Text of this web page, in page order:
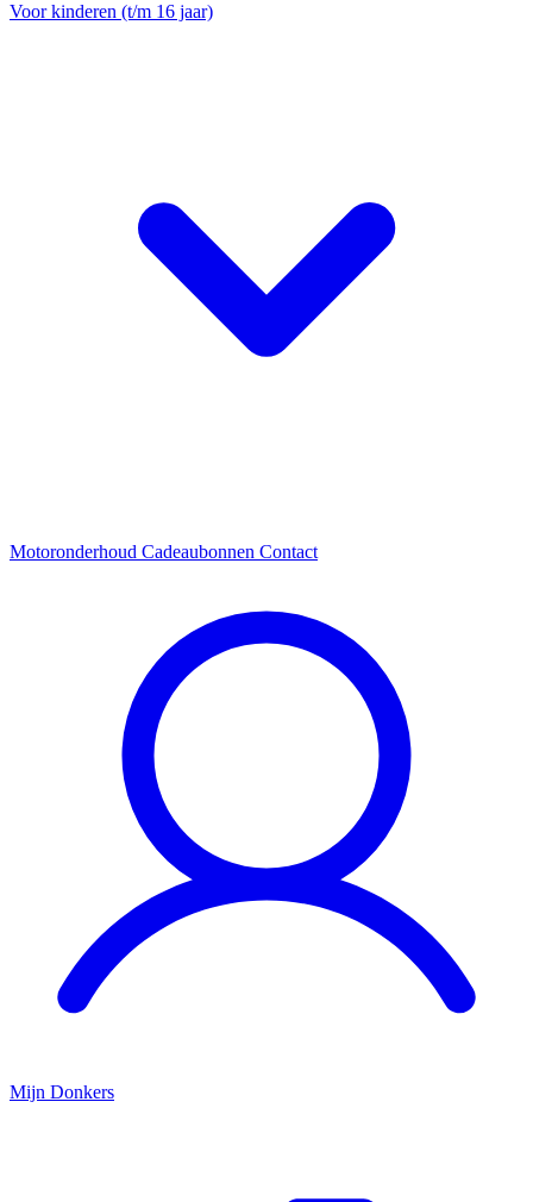
Voor kinderen (t/m 16 jaar)
Motoronderhoud Cadeaubonnen Contact
Mijn Donkers